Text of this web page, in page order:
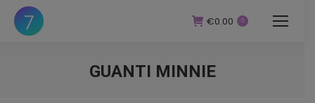
€0.00 0
GUANTI MINNIE